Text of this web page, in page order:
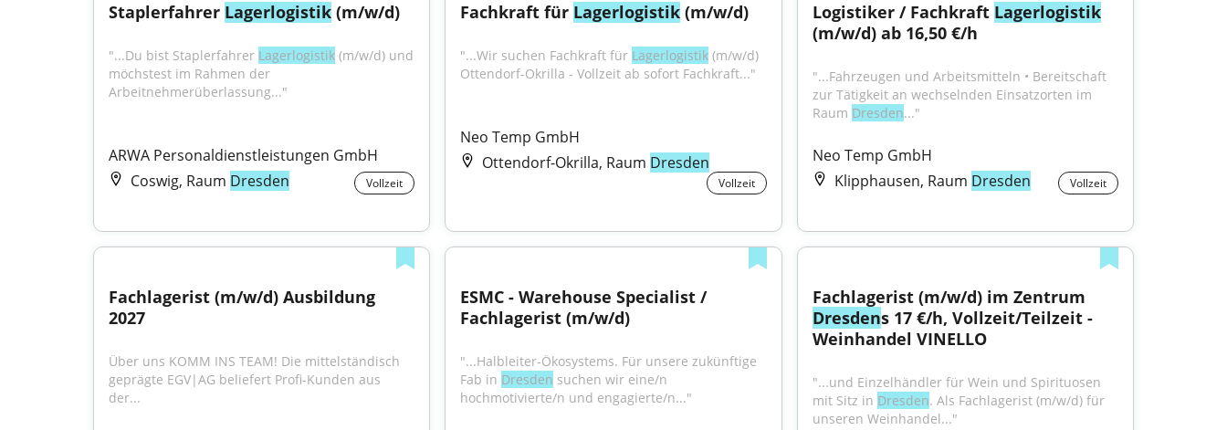
Staplerfahrer Lagerlogistik (m/w/d)
"...Du bist Staplerfahrer Lagerlogistik (m/w/d) und
möchstest im Rahmen der
Arbeitnehmerüberlassung..."
ARWA Personaldienstleistungen GmbH
Coswig, Raum Dresden Vollzeit
Fachkraft für Lagerlogistik (m/w/d)
"...Wir suchen Fachkraft für Lagerlogistik (m/w/d)
Ottendorf-Okrilla - Vollzeit ab sofort Fachkraft..."
Neo Temp GmbH
Ottendorf-Okrilla, Raum Dresden
Vollzeit
Logistiker / Fachkraft Lagerlogistik
(m/w/d) ab 16,50 €/h
"...Fahrzeugen und Arbeitsmitteln • Bereitschaft
zur Tätigkeit an wechselnden Einsatzorten im
Raum Dresden..."
Neo Temp GmbH
Klipphausen, Raum Dresden Vollzeit
Fachlagerist (m/w/d) Ausbildung
2027
Über uns KOMM INS TEAM! Die mittelständisch
geprägte EGV|AG beliefert Profi-Kunden aus
der...
ESMC - Warehouse Specialist /
Fachlagerist (m/w/d)
"...Halbleiter-Ökosystems. Für unsere zukünftige
Fab in Dresden suchen wir eine/n
hochmotivierte/n und engagierte/n..."
Dresdens 17 €/h, Vollzeit/Teilzeit -
Weinhandel VINELLO
"...und Einzelhändler für Wein und Spirituosen
mit Sitz in Dresden. Als Fachlagerist (m/w/d) für
unseren Weinhandel..."